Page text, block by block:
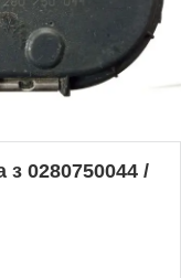
з 0280750044 /